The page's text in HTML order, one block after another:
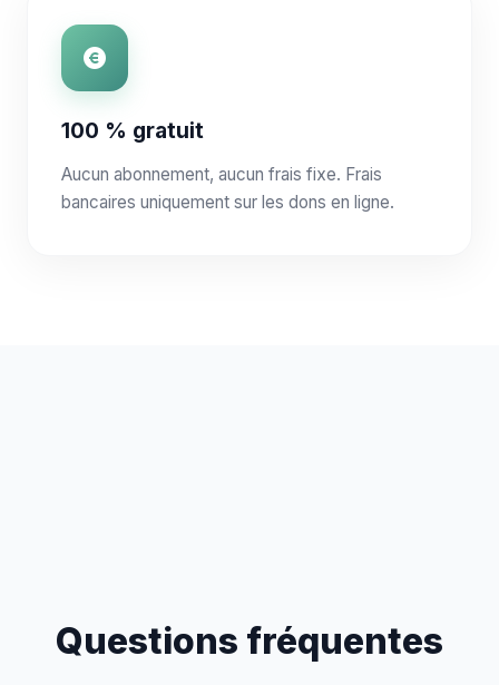
100 % gratuit
Aucun abonnement, aucun frais fixe. Frais
bancaires uniquement sur les dons en ligne.
Questions fréquentes